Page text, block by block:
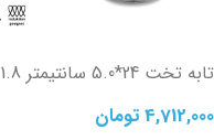
تابه تخت 24*5.0 سانتیمتر 1.8 لیتر استیل مات پرولاین کرکماز 1192
4,712,000تومان